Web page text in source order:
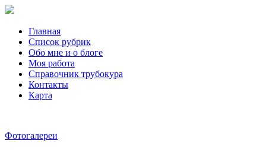
Главная
Список рубрик
Обо мне и о блоге
Моя работа
Справочник трубокура
Контакты
Карта
Фотогалереи